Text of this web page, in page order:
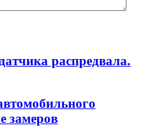
распредвала.
замеров